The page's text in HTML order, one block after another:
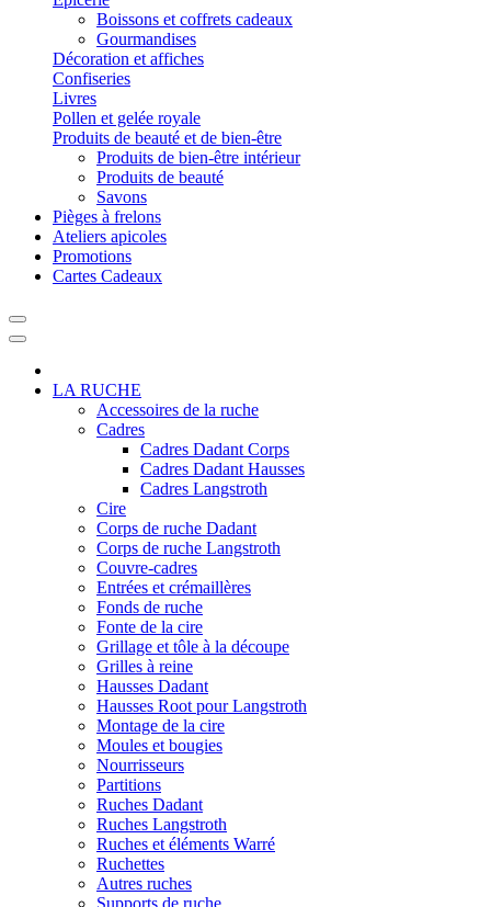
Boissons et coffrets cadeaux
Gourmandises
Décoration et affiches
Confiseries
Livres
Pollen et gelée royale
Produits de beauté et de bien-être
Produits de bien-être intérieur
Produits de beauté
Savons
Pièges à frelons
Ateliers apicoles
Promotions
Cartes Cadeaux
LA RUCHE
Accessoires de la ruche
Cadres
Cadres Dadant Corps
Cadres Dadant Hausses
Cadres Langstroth
Cire
Corps de ruche Dadant
Corps de ruche Langstroth
Couvre-cadres
Entrées et crémaillères
Fonds de ruche
Fonte de la cire
Grillage et tôle à la découpe
Grilles à reine
Hausses Dadant
Hausses Root pour Langstroth
Montage de la cire
Moules et bougies
Nourrisseurs
Partitions
Ruches Dadant
Ruches Langstroth
Ruches et éléments Warré
Ruchettes
Autres ruches
Supports de ruche